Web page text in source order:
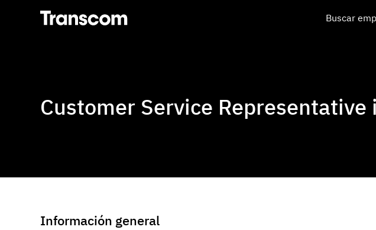
Transcom Buscar
Customer Service Representative
Información general